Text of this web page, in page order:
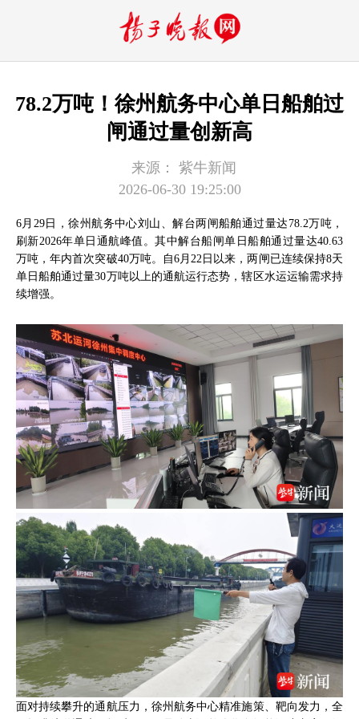
78.2万吨！徐州航务中心单日船舶过
闸通过量创新高
来源：
紫牛新闻
2026-06-30 19:25:00
6月29日，徐州航务中心刘山、解台两闸船舶通过量达78.2万吨，
刷新2026年单日通航峰值。其中解台船闸单日船舶通过量达40.63
万吨，年内首次突破40万吨。自6月22日以来，两闸已连续保持8天
单日船舶通过量30万吨以上的通航运行态势，辖区水运运输需求持
续增强。
面对持续攀升的通航压力，徐州航务中心精准施策、靶向发力，全